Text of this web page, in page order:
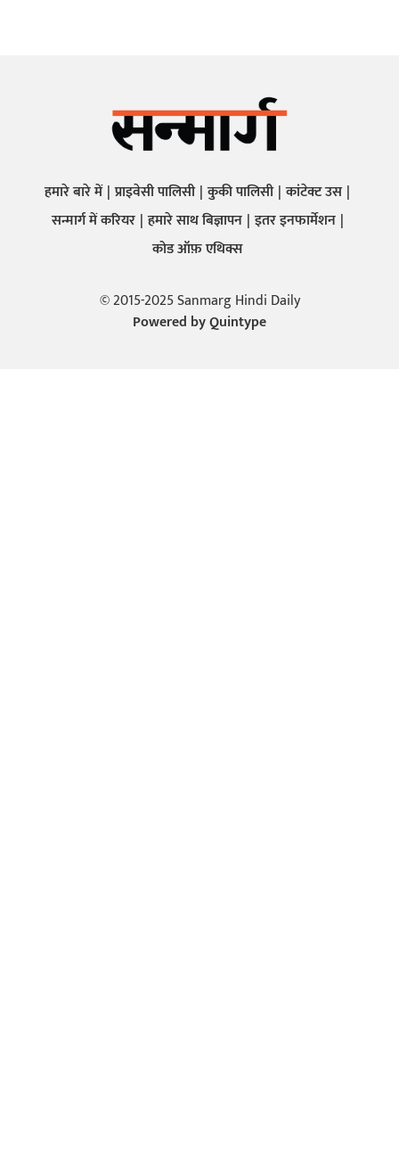
हमारे बारे में प्राइवेसी पालिसी कुकी पालिसी कांटेक्ट उस
सन्मार्ग में करियर हमारे साथ बिज्ञापन इतर इनफार्मेशन
कोड ऑफ़ एथिक्स
© 2015-2025 Sanmarg Hindi Daily
Powered byQuintype